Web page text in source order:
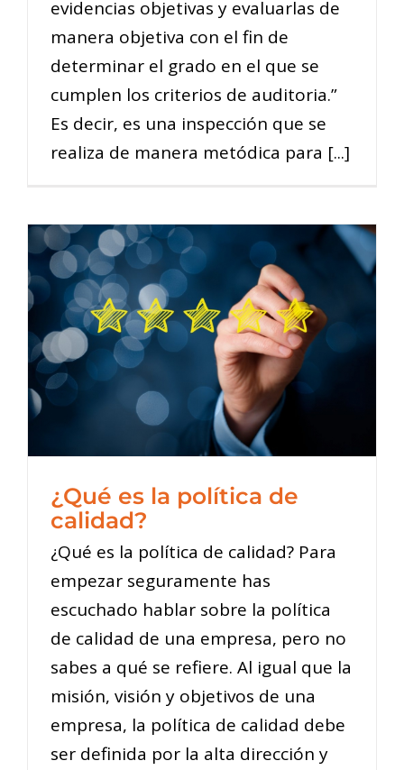
evidencias objetivas y evaluarlas de
manera objetiva con el fin de
determinar el grado en el que se
cumplen los criterios de auditoria.”
Es decir, es una inspección que se
realiza de manera metódica para [...]
¿Qué es la política de
calidad?
¿Qué es la política de calidad? Para
empezar seguramente has
escuchado hablar sobre la política
de calidad de una empresa, pero no
sabes a qué se refiere. Al igual que la
misión, visión y objetivos de una
empresa, la política de calidad debe
ser definida por la alta dirección y